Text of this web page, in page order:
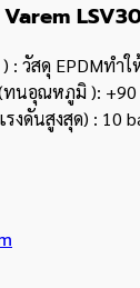
) : วัสดุ EPDMทำ
ทนอุณหภูมิ ): +90
งดันสูงสุด) : 10